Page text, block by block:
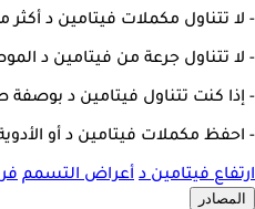
- لا تتناول مكملات فيتامين د
- لا تتناول جرعة من فيتامين د
- إذا كنت تتناول فيتامين د
- احفظ مكملات فيتامين د أو
ارتفاع فيتامين د أعراض التسمم
المصادر